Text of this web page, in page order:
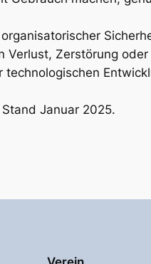
Zerstörung
Januar 2025.